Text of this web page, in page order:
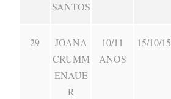
SANTOS
29
JOANA
CRUMM
ENAUE
R
10/11
ANOS
15/10/15